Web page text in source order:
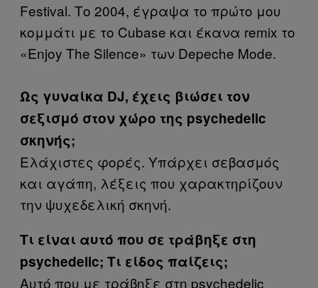
Festival. Το 2004, έγραψα το πρώτο μου
κομμάτι με το Cubase και έκανα remix το
«Enjoy The Silence» των Depeche Mode.
Ως γυναίκα DJ, έχεις βιώσει τον
σεξισμό στον χώρο της psychedelic
σκηνής;
Ελάχιστες φορές. Υπάρχει σεβασμός
και αγάπη, λέξεις που χαρακτηρίζουν
την ψυχεδελική σκηνή.
Τι είναι αυτό που σε τράβηξε στη
psychedelic; Τι είδος παίζεις;
Αυτό που με τράβηξε στη psychedelic